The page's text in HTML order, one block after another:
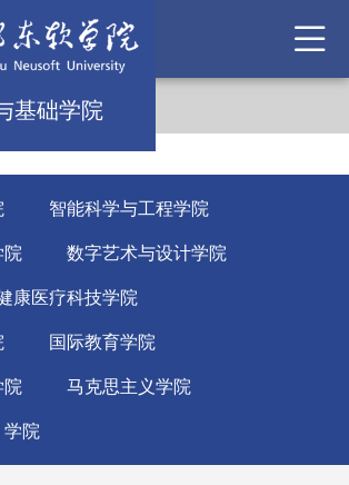
基础学院
智能科学与工程学院
院 数字艺术与设计学院
康医疗科技学院
国际教育学院
院 马克思主义学院
学院